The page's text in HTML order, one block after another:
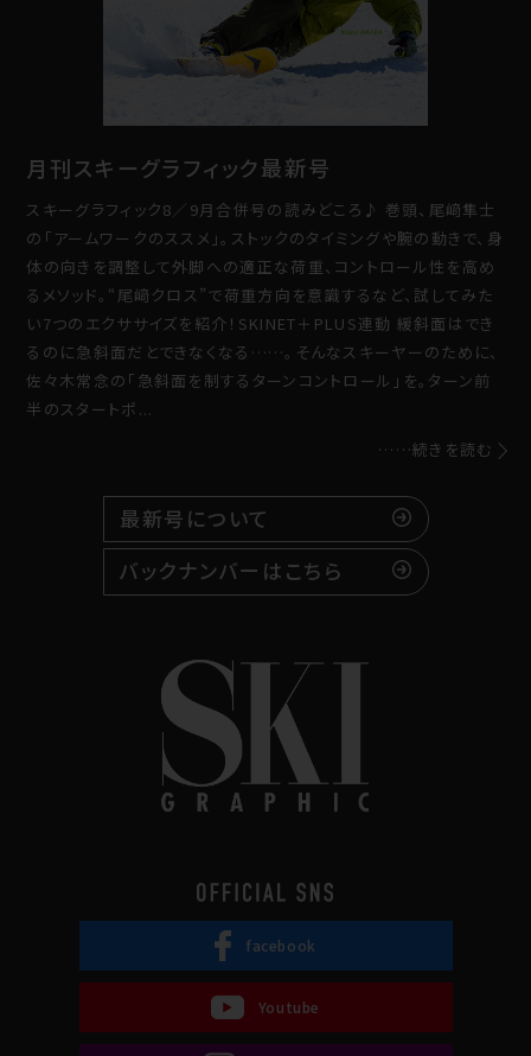
月刊スキーグラフィック最新号
スキーグラフィック8／9月合併号の読みどころ♪ 巻頭、尾﨑隼士
の「アームワークのススメ」。ストックのタイミングや腕の動きで、身
体の向きを調整して外脚への適正な荷重、コントロール性を高め
るメソッド。“尾﨑クロス”で荷重方向を意識するなど、試してみた
い7つのエクササイズを紹介！SKINET＋PLUS連動 緩斜面はでき
るのに急斜面だとできなくなる……。そんなスキーヤーのために、
佐々木常念の「急斜面を制するターンコントロール」を。ターン前
半のスタートポ...
……続きを読む
最新号について
バックナンバーはこちら
facebook
Youtube